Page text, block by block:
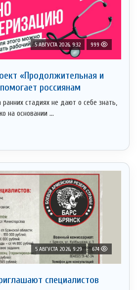
5 АВГУСТА 2026, 9:32 999
«Продолжительная и
россиянам
ранних стадиях не дают о себе знать,
на основании ...
5 АВГУСТА 2026, 9:29 674
cпециaлистoв